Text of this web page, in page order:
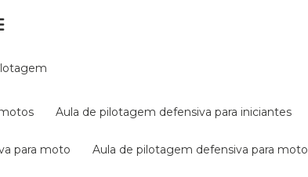
aula de pilotagem defensiva para iniciantes
para moto aula de pilotagem defensiva para moto